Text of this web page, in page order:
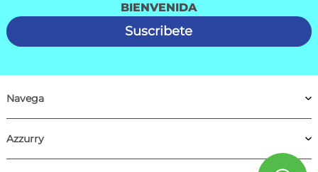
BIENVENIDA
Suscribete
Navega
Azzurry